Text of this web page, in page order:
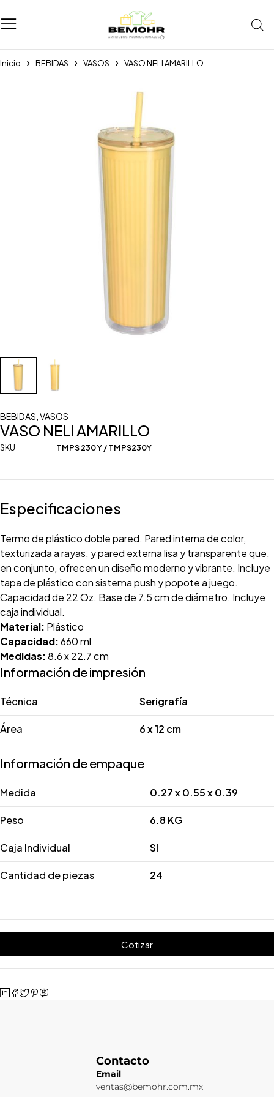
Inicio BEBIDAS VASOS VASO NELI AMARILLO
BEBIDAS VASOS
VASO NELI AMARILLO
SKU TMPS 230 Y / TMPS230Y
Especificaciones
Termo de plástico doble pared. Pared interna de color,
texturizada a rayas, y pared externa lisa y transparente que,
en conjunto, ofrecen un diseño moderno y vibrante. Incluye
tapa de plástico con sistema push y popote a juego.
Capacidad de 22 Oz. Base de 7.5 cm de diámetro. Incluye
caja individual.
Material: Plástico
Capacidad:660 ml
Medidas:8.6 x 22.7 cm
Información de impresión
Técnica Serigrafía
Área 6 x 12 cm
Información de empaque
Medida 0.27 x 0.55 x 0.39
Peso 6.8 KG
Caja Individual SI
Cantidad de piezas 24
Cotizar
Contacto
Email
ventas@bemohr.com.mx